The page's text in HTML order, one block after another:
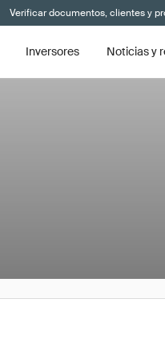
Verificar documentos, clientes y
Inversores Noticias y